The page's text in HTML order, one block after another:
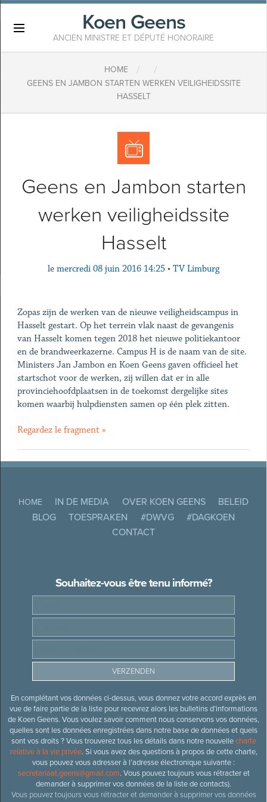
Koen Geens
ANCIEN MINISTRE ET DÉPUTÉ HONORAIRE
HOME / /
GEENS EN JAMBON STARTEN WERKEN VEILIGHEIDSSITE
HASSELT
Geens en Jambon starten
werken veiligheidssite
Hasselt
le mercredi 08 juin 2016 14:25 • TV Limburg
Zopas zijn de werken van de nieuwe veiligheidscampus in
Hasselt gestart. Op het terrein vlak naast de gevangenis
van Hasselt komen tegen 2018 het nieuwe politiekantoor
en de brandweerkazerne. Campus H is de naam van de site.
Ministers Jan Jambon en Koen Geens gaven officieel het
startschot voor de werken, zij willen dat er in alle
provinciehoofdplaatsen in de toekomst dergelijke sites
komen waarbij hulpdiensten samen op één plek zitten.
Regardez le fragment »
HOME IN DE MEDIA OVER KOEN GEENS
BELEID
BLOG
TOESPRAKEN #DWVG
#DAGKOEN
CONTACT
Souhaitez-vous être tenu informé?
En complétant vos données ci-dessus, vous donnez votre accord exprès en
vue de faire partie de la liste pour recevrez alors les bulletins d’informations
de Koen Geens. Vous voulez savoir comment nous conservons vos données,
quelles sont les données enregistrées dans notre base de données et quels
sont vos droits ? Vous trouverez tous les détails dans notre nouvellecharte
relative à la vie privée. Si vous avez des questions à propos de cette charte,
vous pouvez vous adresser à l’adresse électronique suivante :
secretariaat.geens@gmail.com. Vous pouvez toujours vous rétracter et
demander à supprimer vos données de la liste de contacts).
Vous pouvez toujours vous rétracter et demander à supprimer vos données